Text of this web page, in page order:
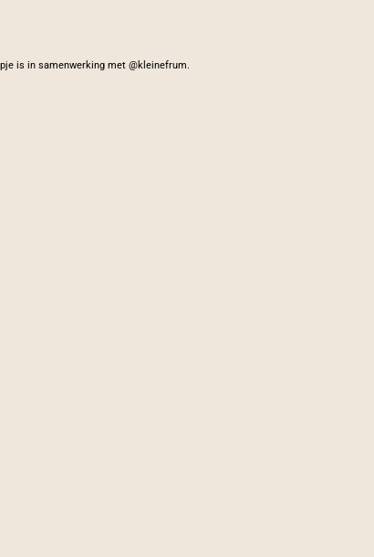
is in samenwerking met @kleinefrum.